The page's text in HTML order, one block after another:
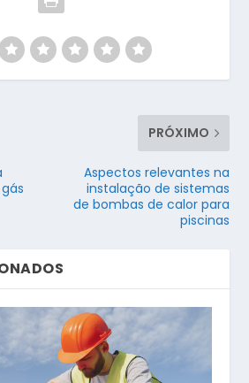
PRÓXIMO
Aspectos relevantes na
instalação de sistemas
de bombas de calor para
piscinas